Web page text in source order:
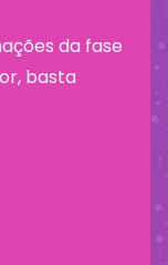
da fase
basta